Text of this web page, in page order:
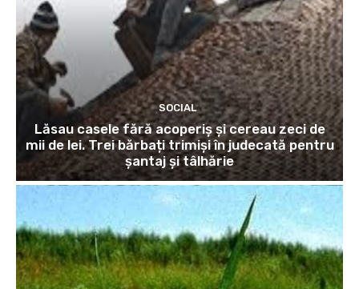
SOCIAL
Lăsau casele fără acoperiș și cereau zeci de
mii de lei. Trei bărbați trimiși în judecată pentru
șantaj și tâlhărie